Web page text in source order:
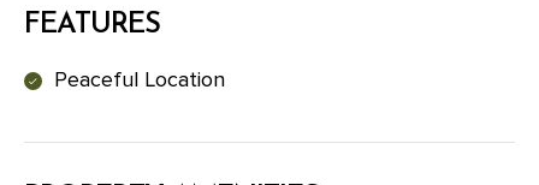
FEATURES
Peaceful Location